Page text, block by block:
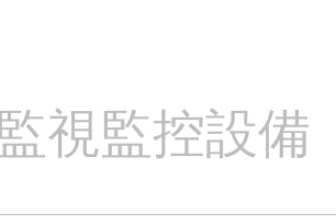
監視監控設備